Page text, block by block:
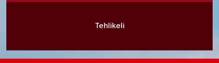
Tehlikeli